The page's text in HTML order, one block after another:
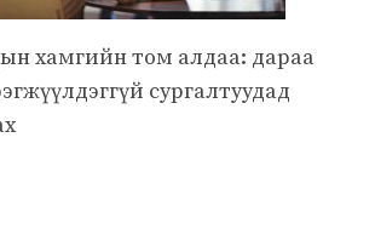
хамгийн том алдаа: дараа
сургалтуудад